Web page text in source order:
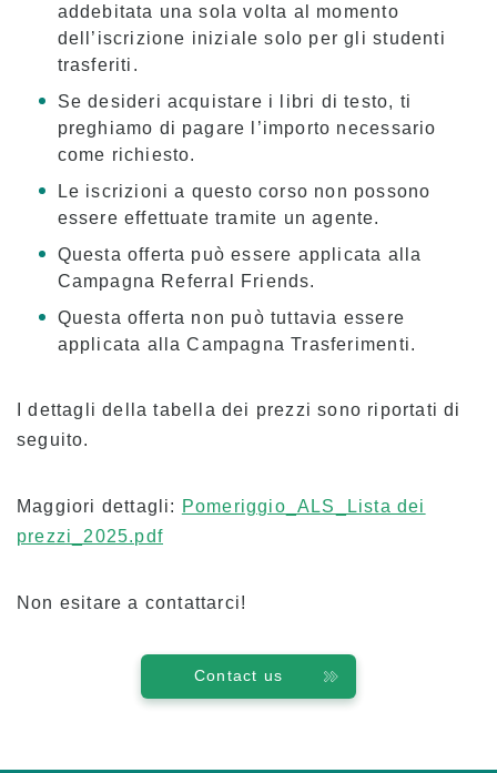
Applicazione
Processo di candidatura
Politica di rimborso
Modulo di iscrizione online
Programma delle lezioni
Frequenza ed espulsione obbligatoria
Registrazione alla classe
addebitata una sola volta al momento
dell’iscrizione iniziale solo per gli studenti
trasferiti.
Se desideri acquistare i libri di testo, ti
preghiamo di pagare l’importo necessario
come richiesto.
Le iscrizioni a questo corso non possono
essere effettuate tramite un agente.
Questa offerta può essere applicata alla
Campagna Referral Friends.
Questa offerta non può tuttavia essere
applicata alla Campagna Trasferimenti.
I dettagli della tabella dei prezzi sono riportati di
seguito.
Maggiori dettagli: Pomeriggio_ALS_Lista dei
prezzi_2025.pdf
Non esitare a contattarci!
Contact us